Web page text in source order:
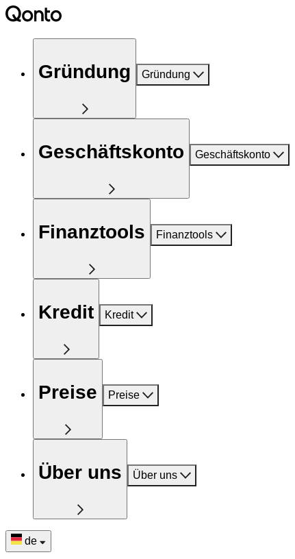
Gründung Gründung
Geschäftskonto Geschäftskonto
Finanztools Finanztools
Kredit Kredit
Preise Preise
Über uns Über uns
de